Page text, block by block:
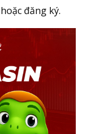
đăng ký.